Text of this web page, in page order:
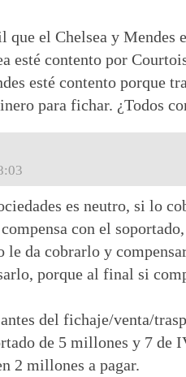
que el Chelsea y Mendes
esté contento por
esté contento porque
para fichar. ¿Todos
es neutro, si lo
con el
le da cobrarlo y
porque al final si
del fichaje/venta/
de 5 millones y 7 de
2 millones a pagar.